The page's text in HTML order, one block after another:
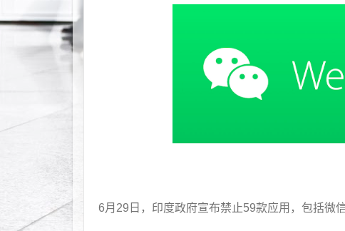
6月29日，印度政府宣布禁止59款应用，包括微